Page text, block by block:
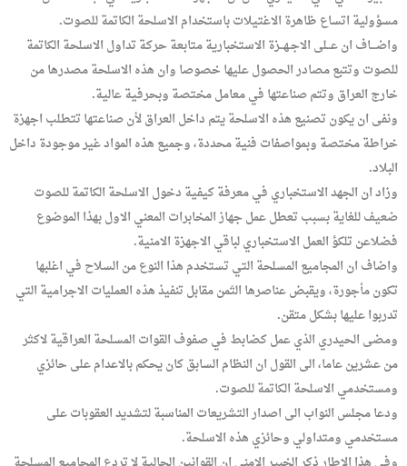
مسؤولية اتساع ظاهرة الاغتيلات باستخدام الاسلحة الكاتمة للصوت.
واضـــاف ان عــلى الاجـهــزة الاستخبارية متابعة حركة تداول الاسلحة الكاتمة
للصوت وتتبع مصادر الحصول عليها خصوصا وان هذه الاسلحة مصدرها من
خارج العراق وتتم صناعتها في معامل مختصة وبحرفية عالية.
ونفى ان يكون تصنيع هذه الاسلحة يتم داخل العراق لأن صناعتها تتطلب اجهزة
خراطة مختصة وبمواصفات فنية محددة، وجميع هذه المواد غير موجودة داخل
البلاد.
وزاد ان الجهد الاستخباري في معرفة كيفية دخول الاسلحة الكاتمة للصوت
ضعيف للغاية بسبب تعطل عمل جهاز المخابرات المعني الاول بهذا الموضوع
فضلاعن تلكؤ العمل الاستخباري لباقي الاجهزة الامنية.
واضاف ان المجاميع المسلحة التي تستخدم هذا النوع من السلاح في اغلبها
تكون مأجورة، ويقبض عناصرها الثمن مقابل تنفيذ هذه العمليات الاجرامية التي
تدربوا عليها بشكل متقن.
ومضى الحيدري الذي عمل كضابط في صفوف القوات المسلحة العراقية لاكثر
من عشرين عاما، الى القول ان النظام السابق كان يحكم بالاعدام على حائزي
ومستخدمي الاسلحة الكاتمة للصوت.
ودعا مجلس النواب الى اصدار التشريعات المناسبة لتشديد العقوبات على
مستخدمي ومتداولي وحائزي هذه الاسلحة.